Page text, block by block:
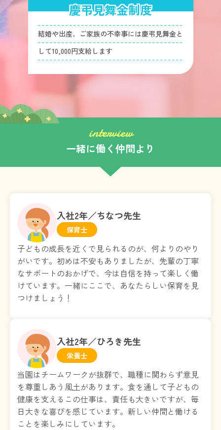
慶弔見舞金制度
結婚や出産、ご家族の不幸事には慶弔見舞金と
して10,000円支給します
interview
一緒に働く仲間より
入社2年／ちなつ先生
保育士
子どもの成長を近くで見られるのが、何よりのやり
がいです。初めは不安もありましたが、先輩の丁寧
なサポートのおかげで、今は自信を持って楽しく働
けています。一緒にここで、あなたらしい保育を見
つけましょう！
入社2年／ひろき先生
栄養士
当園はチームワークが抜群で、職種に関わらず意見
を尊重しあう風土があります。食を通して子どもの
健康を支えるこの仕事は、責任も大きいですが、毎
日大きな喜びを感じています。新しい仲間と働ける
ことを楽しみにしています。